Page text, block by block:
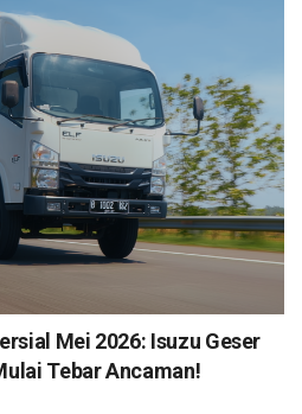
Mei 2026: Isuzu Geser
Tebar Ancaman!